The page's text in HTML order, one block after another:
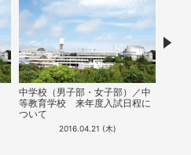
中学校（男子部・女子部）／中
等教育学校​ ​来年度入試日程に
ついて
2016.04.21 (木)